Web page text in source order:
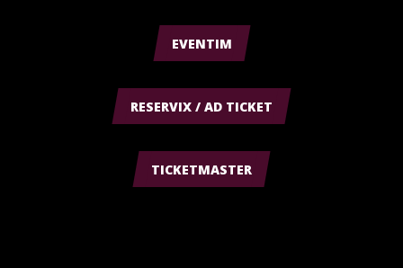
EVENTIM
RESERVIX / AD TICKET
TICKETMASTER